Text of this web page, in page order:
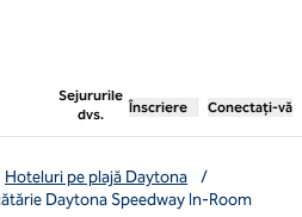
Sejururile
dvs.
, deschide o filă nouă
Înscriere Conectați-vă
Hoteluri pe plajă Daytona
/
Daytona Speedway In-Room